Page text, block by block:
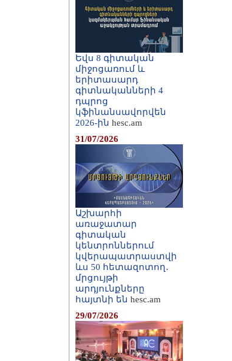
Եվս 8 գիտական
միջոցառում և
երիտասարդ
գիտնականների 4
դպրոց
կֆինանսավորվեն
2026-ին hesc.am
31/07/2026
Աշխարհի
առաջատար
գիտական
կենտրոններում
կվերապատրաստվի
ևս 50 հետազոտող․
մրցույթի
արդյունքները
հայտնի են hesc.am
29/07/2026